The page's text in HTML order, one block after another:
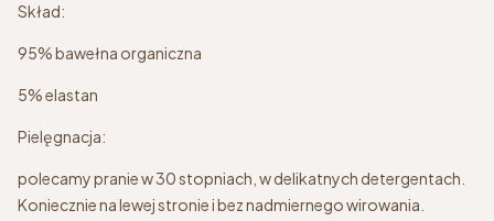
Skład:
95% bawełna organiczna
5% elastan
Pielęgnacja:
polecamy pranie w 30 stopniach, w delikatnych detergentach.
Koniecznie na lewej stronie i bez nadmiernego wirowania.